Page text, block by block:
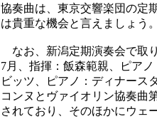
協奏曲は、東京交響楽団の定
は貴重な機会と言えましょう。
なお、新潟定期演奏会で取
7月、指揮：飯森範親、ピア
ビッツ、ピアノ：ディナース
コンヌとヴァイオリン協奏曲
されており、そのほかにウェ